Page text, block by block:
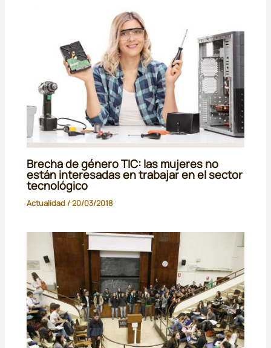
Brecha de género TIC: las mujeres no
están interesadas en trabajar en el sector
tecnológico
Actualidad/20/03/2018